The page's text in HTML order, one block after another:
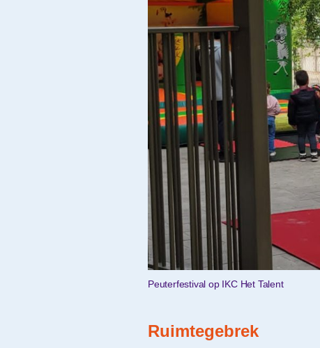
Peuterfestival op IKC Het Talent
Ruimtegebrek